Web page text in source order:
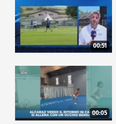
00:51
00:05